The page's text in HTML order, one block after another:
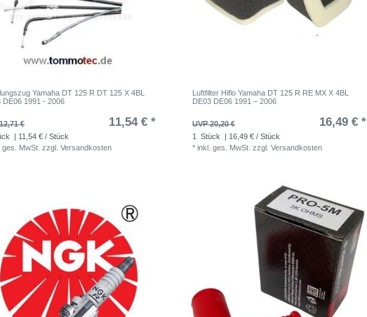
Yamaha DT 125 R DT 125 X 4BL
DE06 1991 - 2006
€ 11,54 € *
| 11,54 € / Stück
ges. MwSt. zzgl.Versandkosten
Luftfilter Hiflo Yamaha DT 125 R RE MX X 4BL
DE03 DE06 1991 – 2006
UVP 20,20 € 16,49 € *
1 Stück
| 16,49 € / Stück
*inkl. ges. MwSt. zzgl.Versandkosten